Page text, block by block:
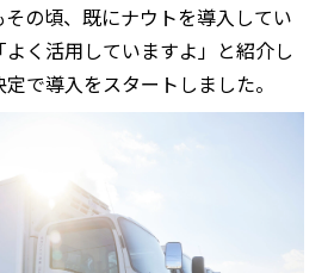
の頃、既にナウトを導入してい
く活用していますよ」と紹介し
で導入をスタートしました。